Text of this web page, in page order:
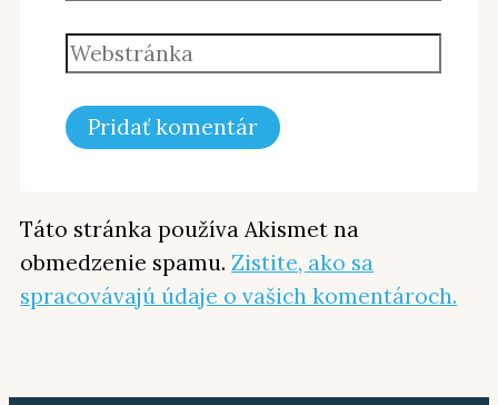
Táto stránka používa Akismet na
obmedzenie spamu.Zistite, ako sa
spracovávajú údaje o vašich komentároch.